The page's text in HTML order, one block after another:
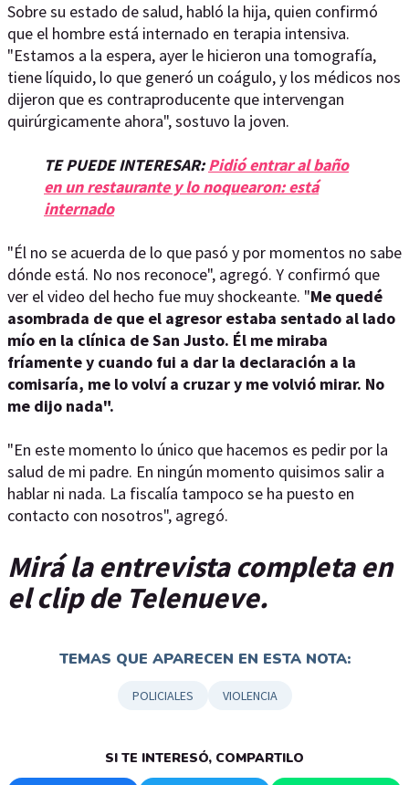
Sobre su estado de salud, habló la hija, quien confirmó
que el hombre está internado en terapia intensiva.
"Estamos a la espera, ayer le hicieron una tomografía,
tiene líquido, lo que generó un coágulo, y los médicos nos
dijeron que es contraproducente que intervengan
quirúrgicamente ahora", sostuvo la joven.
TE PUEDE INTERESAR:Pidió entrar al baño
en un restaurante y lo noquearon: está
internado
"Él no se acuerda de lo que pasó y por momentos no sabe
dónde está. No nos reconoce", agregó. Y confirmó que
ver el video del hecho fue muy shockeante. "Me quedé
asombrada de que el agresor estaba sentado al lado
mío en la clínica de San Justo. Él me miraba
fríamente y cuando fui a dar la declaración a la
comisaría, me lo volví a cruzar y me volvió mirar. No
me dijo nada".
"En este momento lo único que hacemos es pedir por la
salud de mi padre. En ningún momento quisimos salir a
hablar ni nada. La fiscalía tampoco se ha puesto en
contacto con nosotros", agregó.
Mirá la entrevista completa en
el clip de Telenueve.
TEMAS QUE APARECEN EN ESTA NOTA:
POLICIALES VIOLENCIA
SI TE INTERESÓ, COMPARTILO